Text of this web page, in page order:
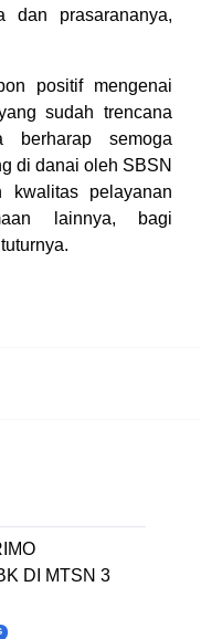
dan prasarananya,
positif mengenai
sudah trencana
berharap semoga
di danai oleh SBSN
kwalitas pelayanan
lainnya, bagi
DI MTSN 3